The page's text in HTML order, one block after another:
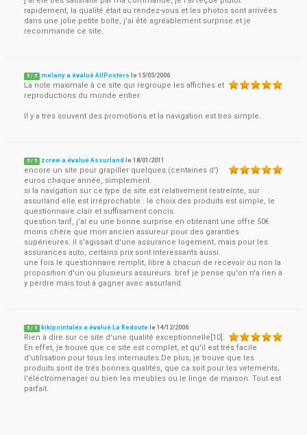
rapidement, la qualité était au rendez-vous et les photos sont arrivées
dans une jolie petite boîte, j'ai été agréablement surprise et je
recommande ce site.
5 / 5 melany a évalué AllPosters le15/05/2006
La note maximale à ce site qui regroupe les affiches et
reproductions du monde entier.
Il y a tres souvent des promotions et la navigation est tres simple.
5 / 5 zcrew a évalué Assurland le18/01/2011
encore un site pour grapiller quelques (centaines d')
euros chaque année, simplement.
si la navigation sur ce type de site est relativement restreinte, sur
assurland elle est irréprochable : le choix des produits est simple, le
questionnaire clair et suffisament concis.
question tarif, j'ai eu une bonne surprise en obtenant une offre 50€
moins chère que mon ancien assureur pour des garanties
supérieures. il s'agissait d'une assurance logement, mais pour les
assurances auto, certains prix sont interessants aussi.
une fois le questionnaire remplit, libre à chacun de recevoir ou non la
proposition d'un ou plusieurs assureurs. bref je pense qu'on n'a rien à
y perdre mais tout à gagner avec assurland.
5 / 5 kikipointalex a évalué La Redoute le14/12/2006
Rien à dire sur ce site d'une qualité exceptionnelle[10].
En effet, je trouve que ce site est complet, et qu'il est trés facile
d'utilisation pour tous les internautes.De plus, je trouve que les
produits sont de trés bonnes qualités, que ca soit pour les vetements,
l'éléctromenager ou bien les meubles ou le linge de maison. Tout est
parfait.